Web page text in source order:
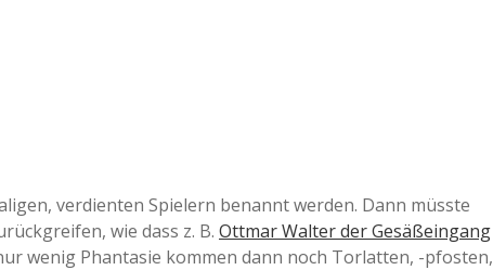
verdienten Spielern benannt werden. Dann müsste
wie dass z. B. Ottmar Walter der Gesäßeingang
wenig Phantasie kommen dann noch Torlatten, -pfosten,